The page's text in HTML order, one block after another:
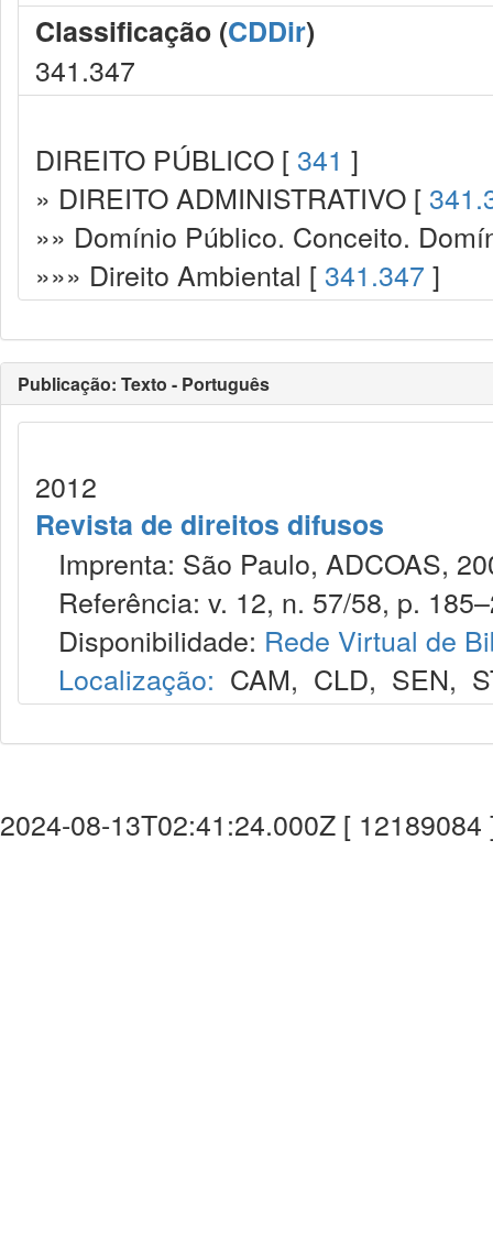
Classificação (CDDir)
341.347
DIREITO PÚBLICO [ 341 ]
» DIREITO ADMINISTRATIVO [
»» Domínio Público. Conceito.
»»» Direito Ambiental [ 341.347 ]
Publicação: Texto - Português
2012
Revista de direitos difusos
Imprenta: São Paulo, ADCOAS,
Referência: v. 12, n. 57/58, p.
Disponibilidade: Rede Virtual de
Localização: CAM, CLD, SEN,
2024-08-13T02:41:24.000Z [ 12189084